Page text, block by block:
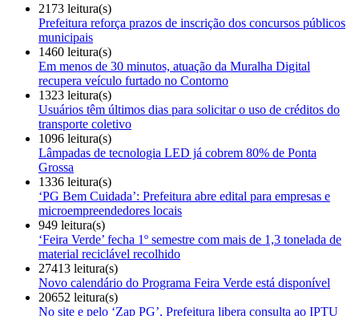
2173 leitura(s)
Prefeitura reforça prazos de inscrição dos concursos públicos
municipais
1460 leitura(s)
Em menos de 30 minutos, atuação da Muralha Digital
recupera veículo furtado no Contorno
1323 leitura(s)
Usuários têm últimos dias para solicitar o uso de créditos do
transporte coletivo
1096 leitura(s)
Lâmpadas de tecnologia LED já cobrem 80% de Ponta
Grossa
1336 leitura(s)
‘PG Bem Cuidada’: Prefeitura abre edital para empresas e
microempreendedores locais
949 leitura(s)
‘Feira Verde’ fecha 1º semestre com mais de 1,3 tonelada de
material reciclável recolhido
27413 leitura(s)
Novo calendário do Programa Feira Verde está disponível
20652 leitura(s)
No site e pelo ‘Zap PG’, Prefeitura libera consulta ao IPTU